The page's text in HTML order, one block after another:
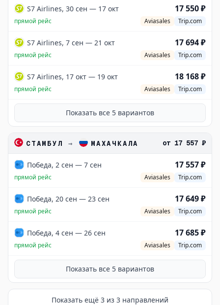
S7 Airlines, 30 сен — 17 окт 17 550 ₽
прямой рейс Aviasales Trip.com
S7 Airlines, 7 сен — 21 окт 17 694 ₽
прямой рейс Aviasales Trip.com
S7 Airlines, 17 окт — 19 окт 18 168 ₽
прямой рейс Aviasales Trip.com
Показать все 5 вариантов
СТАМБУЛ → МАХАЧКАЛА от 17 557 ₽
Победа, 2 сен — 7 сен 17 557 ₽
прямой рейс Aviasales Trip.com
Победа, 20 сен — 23 сен 17 649 ₽
прямой рейс Aviasales Trip.com
Победа, 4 сен — 26 сен 17 685 ₽
прямой рейс Aviasales Trip.com
Показать все 5 вариантов
Показать ещё 3 из 3 направлений